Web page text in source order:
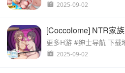
2025-09-02
[Coccolome] NTR家族
2025-09-02